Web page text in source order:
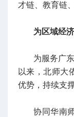
才链、教育链
为区域经
为服务广
以来，北师大
优势，持续支
协同华南